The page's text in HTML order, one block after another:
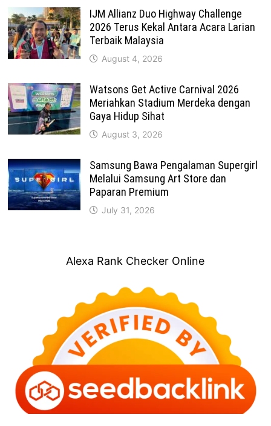
IJM Allianz Duo Highway Challenge
2026 Terus Kekal Antara Acara Larian
Terbaik Malaysia
August 4, 2026
Watsons Get Active Carnival 2026
Meriahkan Stadium Merdeka dengan
Gaya Hidup Sihat
August 3, 2026
Samsung Bawa Pengalaman Supergirl
Melalui Samsung Art Store dan
Paparan Premium
July 31, 2026
Alexa Rank Checker Online